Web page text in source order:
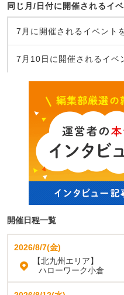
同じ月/日付に開催されるイ
7月に開催されるイベント
7月10日に開催されるイベ
開催日程一覧
2026/8/7(金)
【北九州エリア】
ハローワーク小倉